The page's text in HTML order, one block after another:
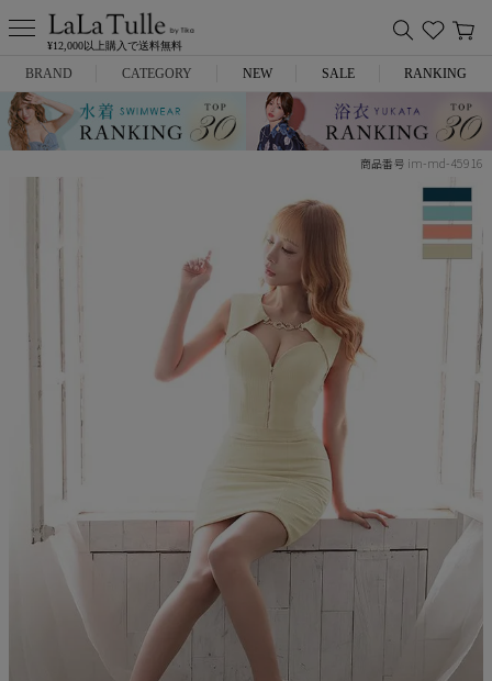
¥12,000以上購入で送料無料
BRAND
Anella
ANIER.
PURESS
CATEGORY
ミニドレス
アウター
コスプレ
NEW SALE RANKING
商品番号 im-md-45916